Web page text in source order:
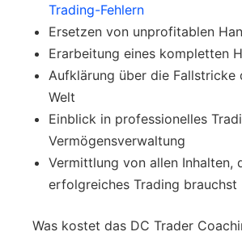
Trading-Fehlern
Ersetzen von unprofitablen
Erarbeitung eines kompletten
Aufklärung über die Fallstricke
Welt
Einblick in professionelles
Vermögensverwaltung
Vermittlung von allen Inhalten,
erfolgreiches Trading brauchst
Was kostet das DC Trader